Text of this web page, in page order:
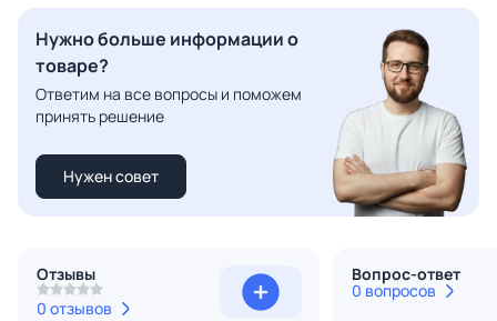
Нужно больше информации о
товаре?
Ответим на все вопросы и поможем
принять решение
Нужен совет
Отзывы
0 отзывов
Вопрос-ответ
0 вопросов